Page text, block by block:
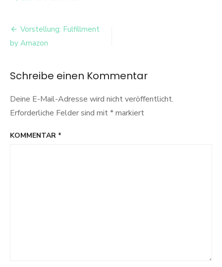
Beitrags-
Navigation
Vorstellung: Fulfillment
by Amazon
Schreibe einen Kommentar
Deine E-Mail-Adresse wird nicht veröffentlicht.
Erforderliche Felder sind mit*markiert
KOMMENTAR *